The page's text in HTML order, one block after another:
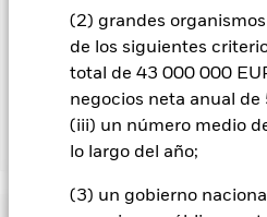
(2) grandes
de los siguientes
total de 43 000 000
negocios neta anual de
(iii) un número medio
lo largo del año;
(3) un gobierno
valores. Debido a que el reparto
de valores no incrementa los
Fondo, esto ha quedado excluido